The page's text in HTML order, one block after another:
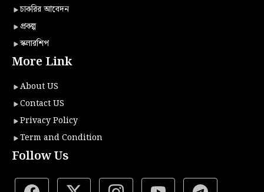
চাকরির আবেদন
প্রকল্প
স্কলারশিপ
More Link
About US
Contact US
Privacy Policy
Term and Condition
Follow Us